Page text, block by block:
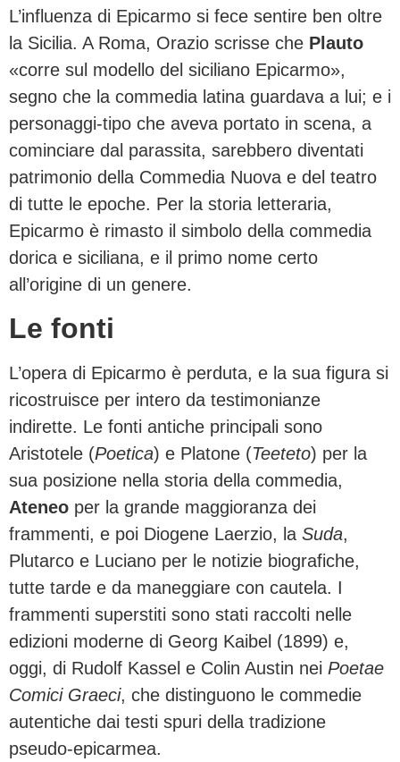
L’influenza di Epicarmo si fece sentire ben oltre
la Sicilia. A Roma, Orazio scrisse che Plauto
«corre sul modello del siciliano Epicarmo»,
segno che la commedia latina guardava a lui; e i
personaggi-tipo che aveva portato in scena, a
cominciare dal parassita, sarebbero diventati
patrimonio della Commedia Nuova e del teatro
di tutte le epoche. Per la storia letteraria,
Epicarmo è rimasto il simbolo della commedia
dorica e siciliana, e il primo nome certo
all’origine di un genere.
Le fonti
L’opera di Epicarmo è perduta, e la sua figura si
ricostruisce per intero da testimonianze
indirette. Le fonti antiche principali sono
Aristotele (Poetica) e Platone (Teeteto) per la
sua posizione nella storia della commedia,
Ateneo per la grande maggioranza dei
frammenti, e poi Diogene Laerzio, la Suda,
Plutarco e Luciano per le notizie biografiche,
tutte tarde e da maneggiare con cautela. I
frammenti superstiti sono stati raccolti nelle
edizioni moderne di Georg Kaibel (1899) e,
oggi, di Rudolf Kassel e Colin Austin nei Poetae
Comici Graeci, che distinguono le commedie
autentiche dai testi spuri della tradizione
pseudo-epicarmea.